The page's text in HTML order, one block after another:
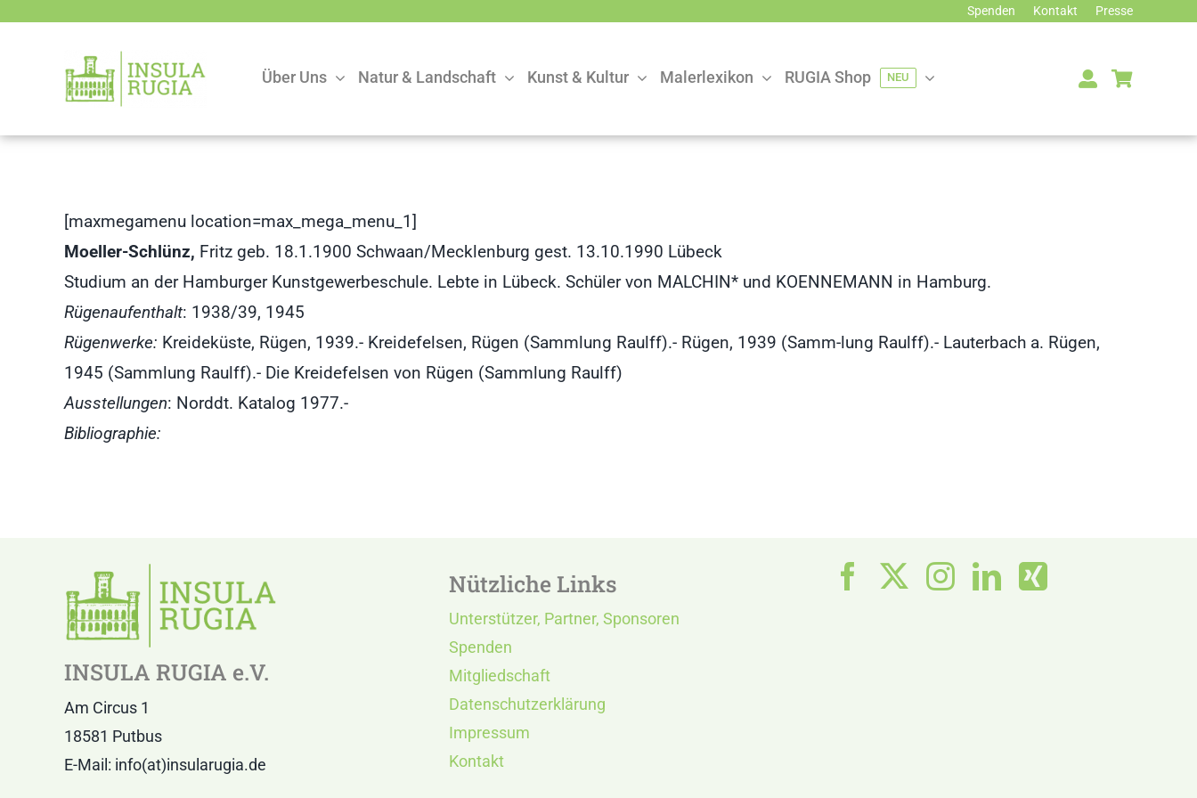
springen
Spenden Kontakt Presse
Über Uns Natur & Landschaft Kunst & Kultur Malerlexikon RUGIA Shop NEU
[maxmegamenu location=max_mega_menu_1]
Moeller-Schlünz, Fritz geb. 18.1.1900 Schwaan/Mecklenburg gest. 13.10.1990 Lübeck
Studium an der Hamburger Kunstgewerbeschule. Lebte in Lübeck. Schüler von MALCHIN* und KOENNEMANN in Hamburg.
Rügenaufenthalt: 1938/39, 1945
Rügenwerke: Kreideküste, Rügen, 1939.- Kreidefelsen, Rügen (Sammlung Raulff).- Rügen, 1939 (Samm-lung Raulff).- Lauterbach a. Rügen,
1945 (Sammlung Raulff).- Die Kreidefelsen von Rügen (Sammlung Raulff)
Ausstellungen: Norddt. Katalog 1977.-
Bibliographie:
INSULA RUGIA e.V.
Am Circus 1
18581 Putbus
E-Mail: info(at)insularugia.de
Nützliche Links
Unterstützer, Partner, Sponsoren
Spenden
Mitgliedschaft
Datenschutzerklärung
Impressum
Kontakt